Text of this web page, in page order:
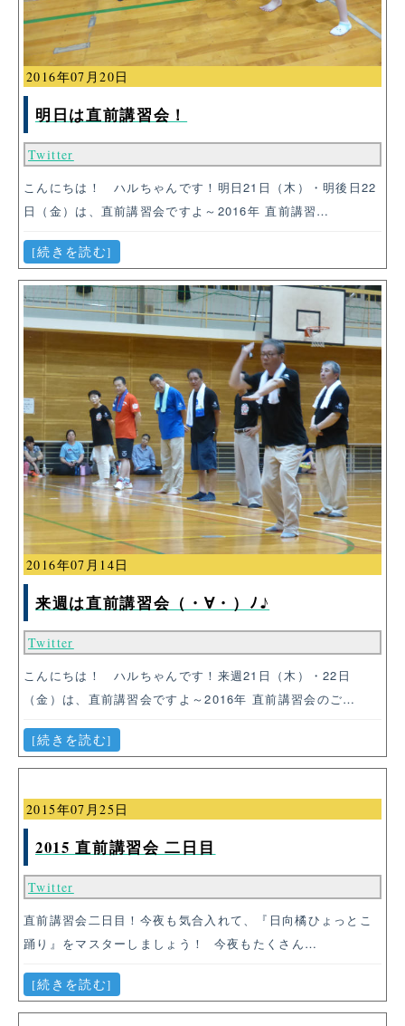
2016年07月20日
明日は直前講習会！
Twitter
こんにちは！ ハルちゃんです！明日21日（木）・明後日22
日（金）は、直前講習会ですよ～2016年 直前講習…
[続きを読む]
2016年07月14日
来週は直前講習会（・∀・）ﾉ♪
Twitter
こんにちは！ ハルちゃんです！来週21日（木）・22日
（金）は、直前講習会ですよ～2016年 直前講習会のご…
[続きを読む]
2015年07月25日
2015 直前講習会 二日目
Twitter
直前講習会二日目！今夜も気合入れて、『日向橘ひょっとこ
踊り』をマスターしましょう！ 今夜もたくさん…
[続きを読む]